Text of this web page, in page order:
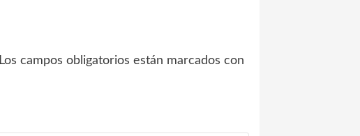
Los campos obligatorios están marcados con